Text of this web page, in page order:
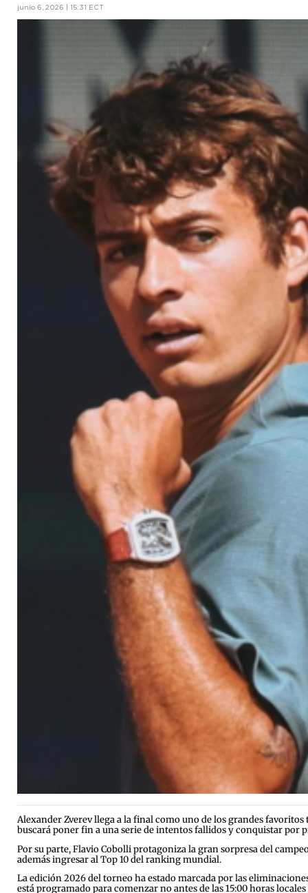
junio 6, 2026 | 15:31 ECT
Alexander Zverev llega a la final como uno de los grandes
buscará poner fin a una serie de intentos fallidos y conquistar por
Por su parte, Flavio Cobolli protagoniza la gran sorpresa del
además ingresar al Top 10 del ranking mundial.
La edición 2026 del torneo ha estado marcada por las
está programado para comenzar no antes de las 15:00 horas